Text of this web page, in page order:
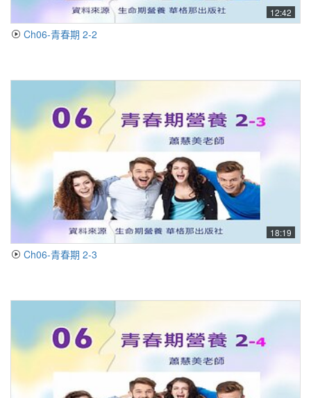
12:42
Ch06-青春期 2-2
18:19
Ch06-青春期 2-3